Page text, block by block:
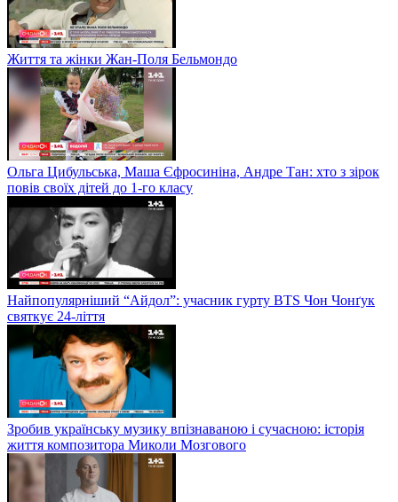
Життя та жінки Жан-Поля Бельмондо
Ольга Цибульська, Маша Єфросиніна, Андре Тан: хто з зірок
повів своїх дітей до 1-го класу
Найпопулярніший “Айдол”: учасник гурту BTS Чон Чонґук
святкує 24-ліття
Зробив українську музику впізнаваною і сучасною: історія
життя композитора Миколи Мозгового